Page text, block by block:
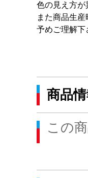
色の見え方が
また商品生
予めご理解下
商品
この